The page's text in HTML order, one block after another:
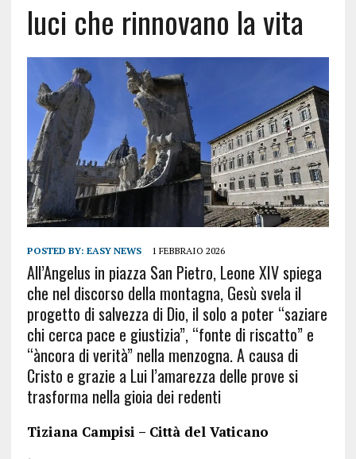
luci che rinnovano la vita
POSTED BY: EASY NEWS 1 FEBBRAIO 2026
All’Angelus in piazza San Pietro, Leone XIV spiega
che nel discorso della montagna, Gesù svela il
progetto di salvezza di Dio, il solo a poter “saziare
chi cerca pace e giustizia”, “fonte di riscatto” e
“àncora di verità” nella menzogna. A causa di
Cristo e grazie a Lui l’amarezza delle prove si
trasforma nella gioia dei redenti
Tiziana Campisi – Città del Vaticano